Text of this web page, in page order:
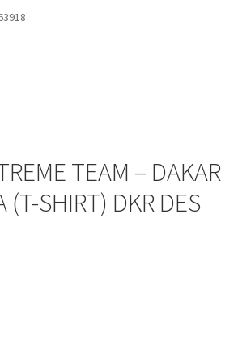
TEAM – DAKAR
(T-SHIRT) DKR DES